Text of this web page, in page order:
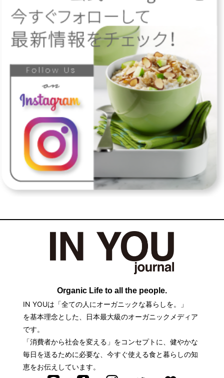
Organic Life to all the people.
IN YOUは「全ての人にオーガニックな暮らしを。」
を基本理念とした、日本最大級のオーガニックメディア
です。
「消費者から社会を変える」をコンセプトに、健やかな
毎日を送るために必要な、今すぐ使える食と暮らしの知
恵をお伝えしています。